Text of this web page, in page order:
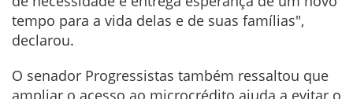
tempo para a vida delas e de suas famílias",
declarou.
O senador Progressistas também ressaltou que
ampliar o acesso ao microcrédito ajuda a evitar o